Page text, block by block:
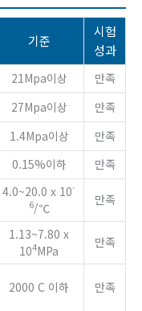
기준
시험
성과
21Mpa이상 만족
27Mpa이상 만족
1.4Mpa이상 만족
0.15%이하 만족
4.0~20.0 x 10-
6/℃
만족
1.13~7.80 x
104MPa
만족
2000 C 이하 만족